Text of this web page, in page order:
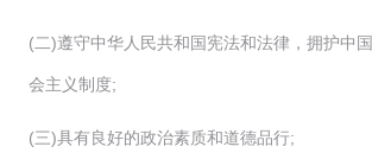
(二)遵守中华人民共和国宪法和法律，拥护中
会主义制度;
(三)具有良好的政治素质和道德品行;